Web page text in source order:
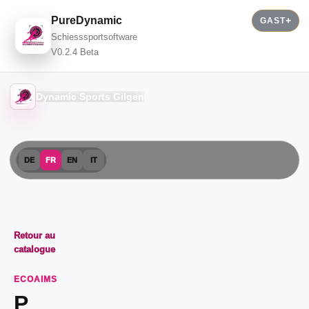
PureDynamic
Schiesssportsoftware
V0.2.4 Beta
GAST
Dynamic Sports Gilgen
DE FR EN IT
Retour au
catalogue
ECOAIMS
P